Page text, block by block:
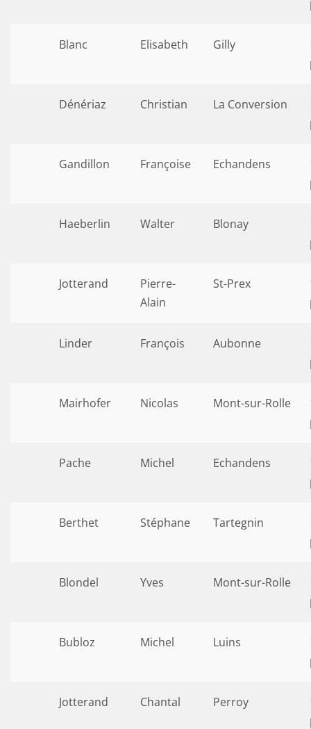
Blanc Elisabeth Gilly
Dénériaz Christian La Conversion
Gandillon Françoise Echandens
Haeberlin Walter Blonay
Jotterand
Pierre-
Alain
St-Prex
Linder François Aubonne
Mairhofer Nicolas Mont-sur-Rolle
Pache Michel Echandens
Berthet Stéphane Tartegnin
Blondel Yves Mont-sur-Rolle
Bubloz Michel Luins
Jotterand Chantal Perroy